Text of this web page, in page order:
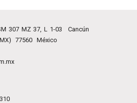
307 MZ 37, L 1-03
Cancún
77560 México